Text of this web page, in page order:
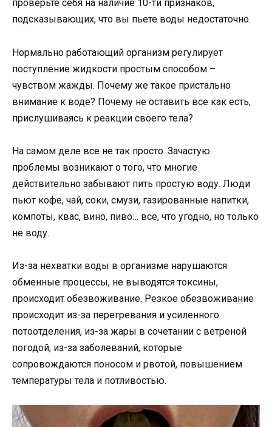
проверьте себя на наличие 10-ти признаков,
подсказывающих, что вы пьете воды недостаточно.
Нормально работающий организм регулирует
поступление жидкости простым способом –
чувством жажды. Почему же такое пристально
внимание к воде? Почему не оставить все как есть,
прислушиваясь к реакции своего тела?
На самом деле все не так просто. Зачастую
проблемы возникают о того, что многие
действительно забывают пить простую воду. Люди
пьют кофе, чай, соки, смузи, газированные напитки,
компоты, квас, вино, пиво… все, что угодно, но только
не воду.
Из-за нехватки воды в организме нарушаются
обменные процессы, не выводятся токсины,
происходит обезвоживание. Резкое обезвоживание
происходит из-за перегревания и усиленного
потоотделения, из-за жары в сочетании с ветреной
погодой, из-за заболеваний, которые
сопровождаются поносом и рвотой, повышением
температуры тела и потливостью.